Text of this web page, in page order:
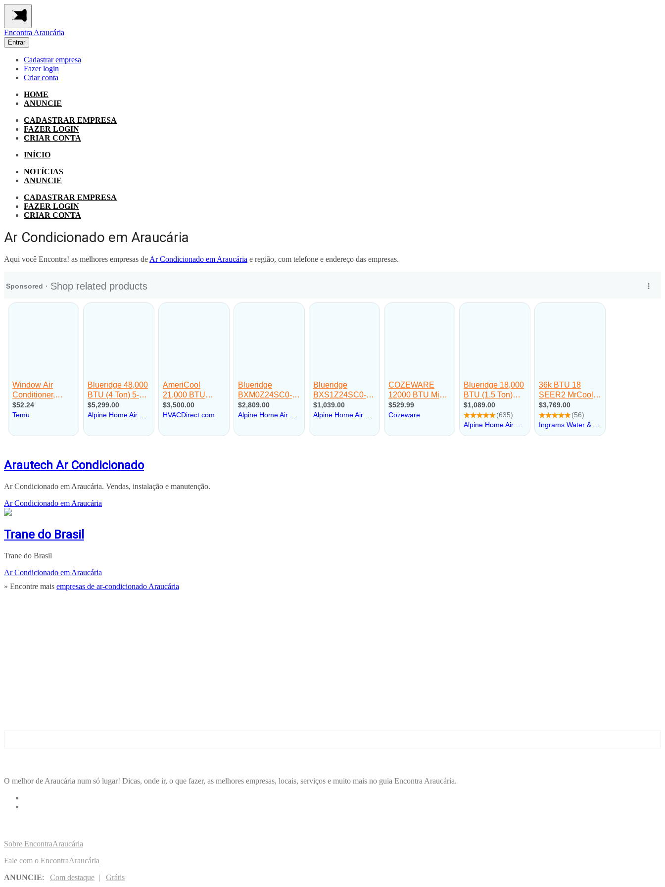
Encontra Araucária
Entrar
Cadastrar empresa
Fazer login
Criar conta
HOME
ANUNCIE
CADASTRAR EMPRESA
FAZER LOGIN
CRIAR CONTA
INÍCIO
NOTÍCIAS
ANUNCIE
CADASTRAR EMPRESA
FAZER LOGIN
CRIAR CONTA
Ar Condicionado em Araucária
Aqui você Encontra! as melhores empresas de Ar Condicionado em Araucária e região, com telefone e endereço das empresas.
Arautech Ar Condicionado
Ar Condicionado em Araucária. Vendas, instalação e manutenção.
Ar Condicionado em Araucária
Trane do Brasil
Trane do Brasil
Ar Condicionado em Araucária
» Encontre mais empresas de ar-condicionado Araucária
O melhor de Araucária num só lugar! Dicas, onde ir, o que fazer, as melhores empresas, locais, serviços e muito mais no guia Encontra Araucária.
Sobre EncontraAraucária
Fale com o EncontraAraucária
ANUNCIE: Com destaque | Grátis